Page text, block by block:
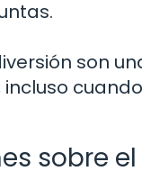
son
sobre